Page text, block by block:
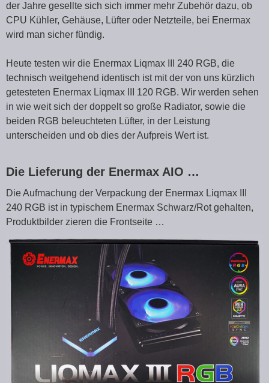
der Jahre gesellte sich sich immer mehr Zubehör dazu, ob
CPU Kühler, Gehäuse, Lüfter oder Netzteile, bei Enermax
wird man sicher fündig.
Heute testen wir die Enermax Liqmax III 240 RGB, die
technisch weitgehend identisch ist mit der von uns kürzlich
getesteten Enermax Liqmax III 120 RGB. Wir werden sehen
in wie weit sich der doppelt so große Radiator, sowie die
beiden RGB beleuchteten Lüfter, in der Leistung
unterscheiden und ob dies der Aufpreis Wert ist.
Die Lieferung der Enermax AIO …
Die Aufmachung der Verpackung der Enermax Liqmax III
240 RGB ist in typischem Enermax Schwarz/Rot gehalten,
Produktbilder zieren die Frontseite …